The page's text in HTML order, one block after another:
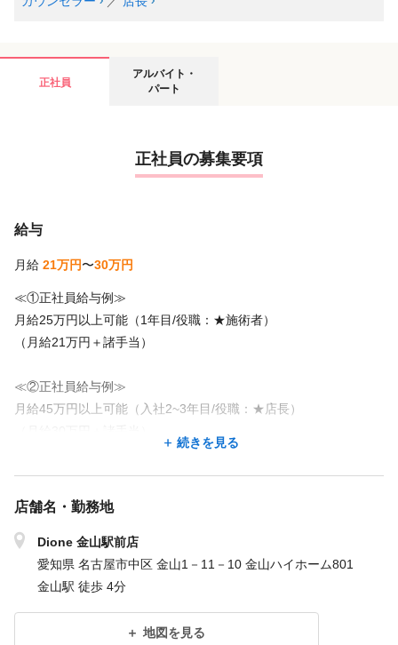
正社員
アルバイト・
パート
正社員の募集要項
給与
月給 21万円〜30万円
≪①正社員給与例≫
月給25万円以上可能（1年目/役職：★施術者）
（月給21万円＋諸手当）
≪②正社員給与例≫
月給45万円以上可能（入社2~3年目/役職：★店長）
≪③正社員給与例≫
月給35万円以上可能（1～2年目/役職：★カウンセラー）
■試用期間（研修期間）
※試用期間は２ヶ月～8ヶ月有ります。
※試用期間中は契約社員雇用となります｡
※試用期間中の給与は正社員と同じです。
続きを見る
店舗名・勤務地
Dione 金山駅前店
愛知県 名古屋市中区 金山1－11－10 金山ハイホーム801
金山駅 徒歩 4分
地図を見る